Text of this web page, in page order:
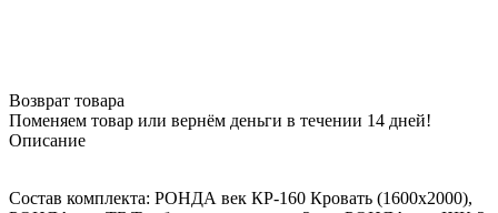
Возврат товара
Поменяем товар или вернём деньги в течении 14 дней!
Описание
Состав комплекта: РОНДА век КР-160 Кровать (1600х2000),